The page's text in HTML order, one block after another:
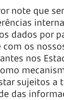
note que
dados por
os
nos
sujeitos a
das